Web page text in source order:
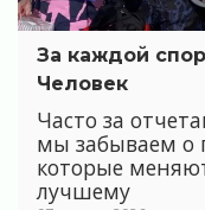
За каждой
Человек
Часто за
мы забываем о
которые
лучшему